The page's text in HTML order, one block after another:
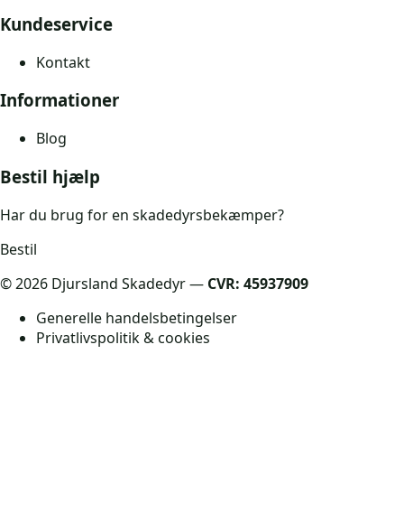
Kundeservice
Kontakt
Informationer
Blog
Bestil hjælp
Har du brug for en skadedyrsbekæmper?
Bestil
©2026 Djursland Skadedyr — CVR: 45937909
Generelle handelsbetingelser
Privatlivspolitik & cookies